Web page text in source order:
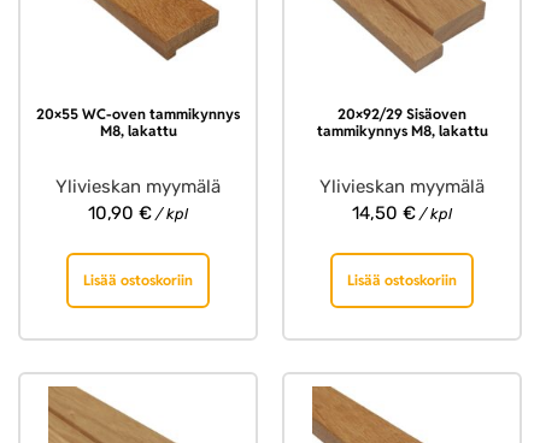
20×55 WC-oven tammikynnys
M8, lakattu
Ylivieskan myymälä
10,90 € / kpl
Lisää ostoskoriin
20×92/29 Sisäoven
tammikynnys M8, lakattu
Ylivieskan myymälä
14,50 € / kpl
Lisää ostoskoriin